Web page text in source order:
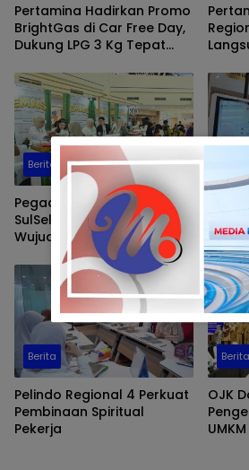
Pertamina Hadirkan Promo
BrightGas di Car Free Day,
Dukung LPG 3 Kg Tepat
Berita
Pegadaian Kanwil VI
SulSelBarra Maluku
Wujudkan “Anak Berkarya,
Keluarga Berdaya” Lewat
Pameran UMKM dan Bazar
Emas
Berita
Pelindo Regional 4 Perkuat
Pembinaan Spiritual
Pekerja
Berita
OJK